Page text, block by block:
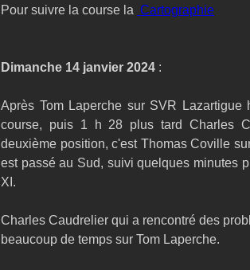
Pour suivre la course la Cartographie
Dimanche 14 janvier 2024 :
Après Tom Laperche sur SVR
course, puis 1 h 28 plus tard Charles
deuxième position, c'est Thomas Coville
est passé au Sud, suivi quelques minutes
XI.
Charles Caudrelier qui a rencontré des
beaucoup de temps sur Tom Laperche.